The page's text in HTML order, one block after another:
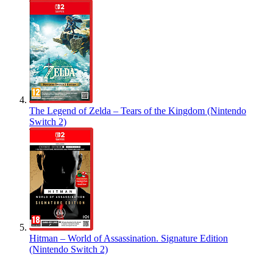
The Legend of Zelda – Tears of the Kingdom (Nintendo
Switch 2)
Hitman – World of Assassination. Signature Edition
(Nintendo Switch 2)